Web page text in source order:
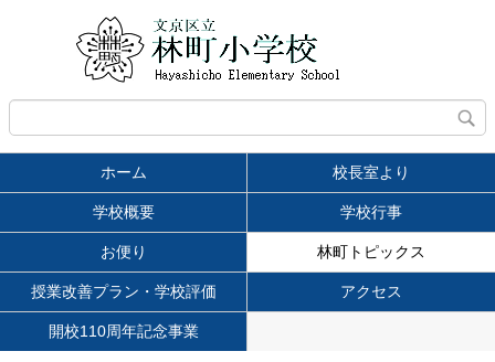
ホーム 校長室より
学校概要 学校行事
お便り 林町トピックス
授業改善プラン・学校評価 アクセス
開校110周年記念事業